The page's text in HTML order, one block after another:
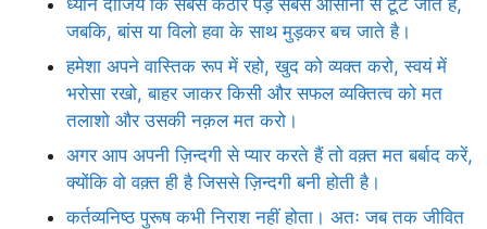
जबकि, बांस या विलो हवा के साथ मुड़कर बच जाते है।
हमेशा अपने वास्तिक रूप में रहो, खुद को व्यक्त करो, स्वयं में
भरोसा रखो, बाहर जाकर किसी और सफल व्यक्तित्व को मत
तलाशो और उसकी नक़ल मत करो।
अगर आप अपनी ज़िन्दगी से प्यार करते हैं तो वक़्त मत बर्बाद करें,
क्योंकि वो वक़्त ही है जिससे ज़िन्दगी बनी होती है।
कर्तव्यनिष्ठ पुरूष कभी निराश नहीं होता। अतः जब तक जीवित